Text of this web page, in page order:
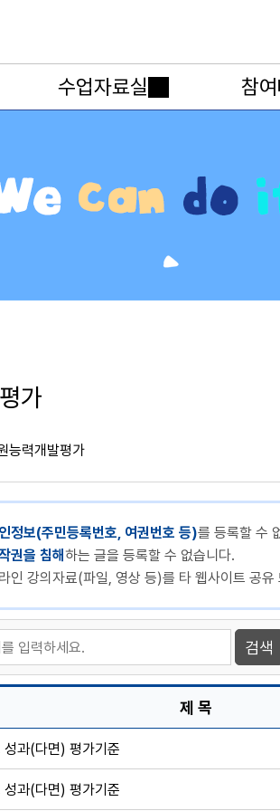
수업자료실 참
가
능력개발평가
정보(주민등록번호, 여권번호 등)를 등록할 수
권을 침해하는 글을 등록할 수 없습니다.
인 강의자료(파일, 영상 등)를 타 웹사이트 공
제 목
과(다면) 평가기준
과(다면) 평가기준